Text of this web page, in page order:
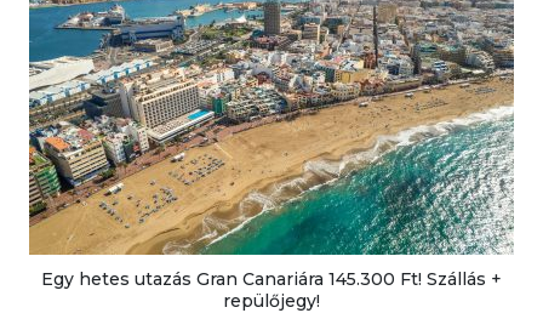
Egy hetes utazás Gran Canariára 145.300 Ft! Szállás +
repülőjegy!